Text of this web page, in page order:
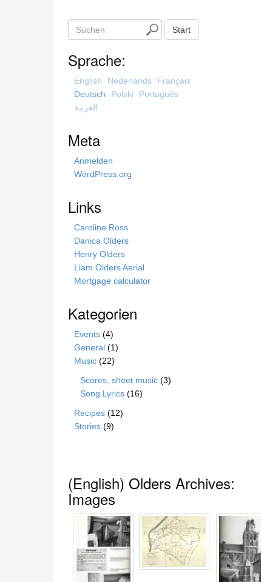
u
h
Start
Sprache:
English Nederlands
Français
Deutsch
Polski
Português
العربية
Meta
Anmelden
WordPress.org
Links
Caroline Ross
Danica Olders
Henry Olders
Liam Olders Aerial
Mortgage calculator
Kategorien
Events (4)
General (1)
Music (22)
Scores, sheet music (3)
Song Lyrics (16)
Recipes (12)
Stories (9)
(English) Olders Archives:
Images